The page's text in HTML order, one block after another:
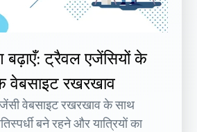
ट्रैवल एजेंसियों के
वेबसाइट रखरखाव
वेबसाइट रखरखाव के साथ
बने रहने और यात्रियों का